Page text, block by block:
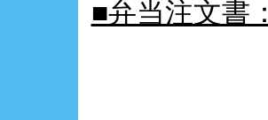
■弁当注文書：